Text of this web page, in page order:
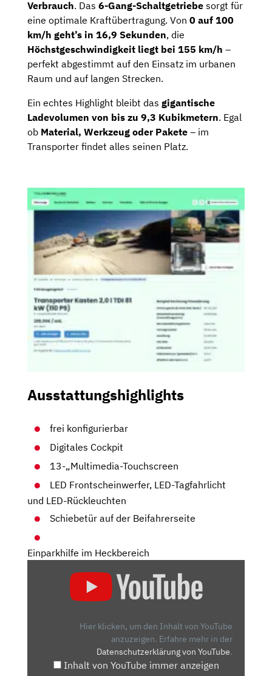
Verbrauch. Das 6-Gang-Schaltgetriebe sorgt für
eine optimale Kraftübertragung. Von 0 auf 100
km/h geht’s in 16,9 Sekunden, die
Höchstgeschwindigkeit liegt bei 155 km/h –
perfekt abgestimmt auf den Einsatz im urbanen
Raum und auf langen Strecken.
Ein echtes Highlight bleibt das gigantische
Ladevolumen von bis zu 9,3 Kubikmetern. Egal
ob Material, Werkzeug oder Pakete – im
Transporter findet alles seinen Platz.
Ausstattungshighlights
frei konfigurierbar
Digitales Cockpit
13-„Multimedia-Touchscreen
LED Frontscheinwerfer, LED-Tagfahrlicht
und LED-Rückleuchten
Schiebetür auf der Beifahrerseite
Einparkhilfe im Heckbereich
TRANSPORTER:
BASIS
Hier klicken, um den Inhalt von YouTube
anzuzeigen. Erfahre mehr in der
Datenschutzerklärung von YouTube.
Inhalt von YouTube immer anzeigen